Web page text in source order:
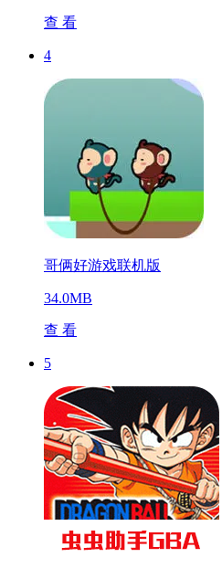
查 看
4
哥俩好游戏联机版
34.0MB
查 看
5